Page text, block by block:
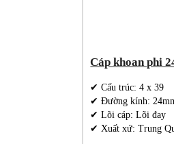
Cáp khoan phi
✔ Cấu trúc: 4 x 39
✔ Đường kính:
✔ Lõi cáp: Lõi đay
✔ Xuất xứ: Trung